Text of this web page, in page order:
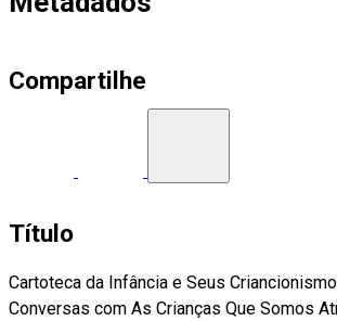
Compartilhe
Título
Cartoteca da Infância e Seus
Conversas com As Crianças Que Somos